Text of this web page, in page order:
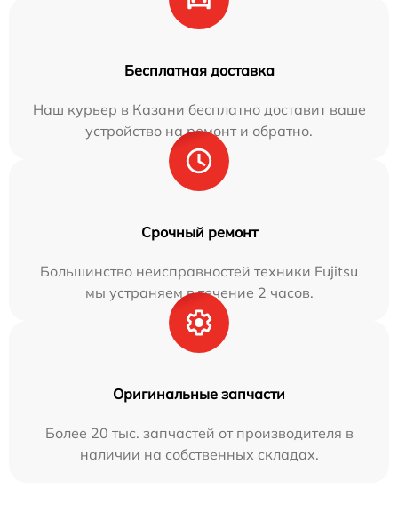
Бесплатная доставка
Наш курьер в Казани бесплатно доставит ваше
устройство на ремонт и обратно.
Срочный ремонт
Большинство неисправностей техники Fujitsu
мы устраняем в течение 2 часов.
Оригинальные запчасти
Более 20 тыс. запчастей от производителя в
наличии на собственных складах.